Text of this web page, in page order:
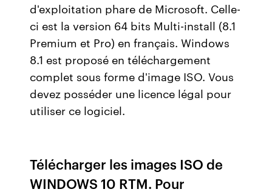
d'exploitation phare de Microsoft. Celle-
ci est la version 64 bits Multi-install (8.1
Premium et Pro) en français. Windows
8.1 est proposé en téléchargement
complet sous forme d'image ISO. Vous
devez posséder une licence légal pour
utiliser ce logiciel.
Télécharger les images ISO de
WINDOWS 10 RTM. Pour